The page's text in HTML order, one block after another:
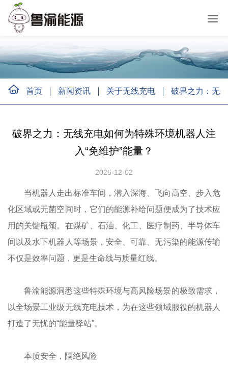
首页 新闻资讯 关于无线充电 破界之力：无
破界之力：无线充电如何为特殊环境机器人注
入“免维护”能量？
2025-12-02
当机器人走出标准车间，潜入深海、飞向高空、步入危
化区域或无菌空间时，它们的能源补给问题便成为了技术应
用的关键瓶颈。在煤矿、石油、化工、医疗制药、半导体车
间以及水下机器人等场景，安全、可靠、无污染的能源传输
不仅是效率问题，更是生命线与质量红线。
鲁渝能源洞悉这些特殊环境与高风险场景的极致需求，
以全场景工业级无线充电技术，为在这些领域服役的机器人
打造了无忧的“能量驿站”。
本质安全，隔绝风险